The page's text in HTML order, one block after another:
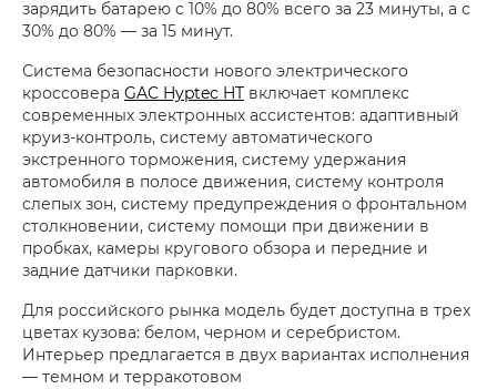
зарядить батарею с 10% до 80% всего за 23 минуты, а с
30% до 80% — за 15 минут.
Система безопасности нового электрического
кроссовера GAC Hyptec HT включает комплекс
современных электронных ассистентов: адаптивный
круиз-контроль, систему автоматического
экстренного торможения, систему удержания
автомобиля в полосе движения, систему контроля
слепых зон, систему предупреждения о фронтальном
столкновении, систему помощи при движении в
пробках, камеры кругового обзора и передние и
задние датчики парковки.
Для российского рынка модель будет доступна в трех
цветах кузова: белом, черном и серебристом.
Интерьер предлагается в двух вариантах исполнения
— темном и терракотовом